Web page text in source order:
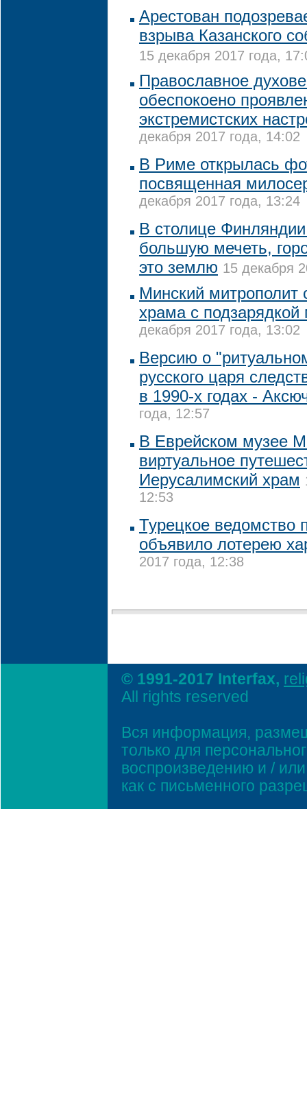
Арестован
взрыва Казанского
15 декабря 2017 года,
Православное
обеспокоено
экстремистских
декабря 2017 года, 14:02
В Риме открылась
посвященная
декабря 2017 года, 13:24
В столице
большую мечеть,
это землю 15 декабря
Минский митрополит
храма с
декабря 2017 года, 13:02
Версию о
русского царя
в 1990-х годах -
года, 12:57
В Еврейском музее
виртуальное
Иерусалимский храм
12:53
Турецкое ведомство
объявило лотерею
2017 года, 12:38
© 1991-2017 Interfax,
All rights reserved
Вся информация,
только для
воспроизведению и /
как с письменного